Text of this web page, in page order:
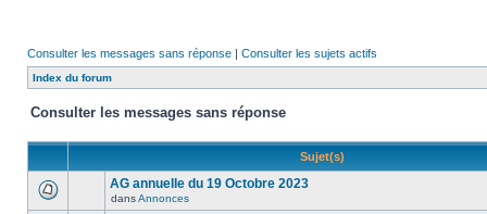
Consulter les messages sans réponse | Consulter les sujets actifs
Index du forum
Consulter les messages sans réponse
Sujet(s)
AG annuelle du 19 Octobre 2023
dansAnnonces